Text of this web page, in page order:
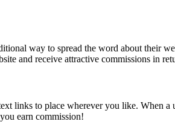
way to spread the word about their
and receive attractive commissions in
links to place wherever you like. When
earn commission!